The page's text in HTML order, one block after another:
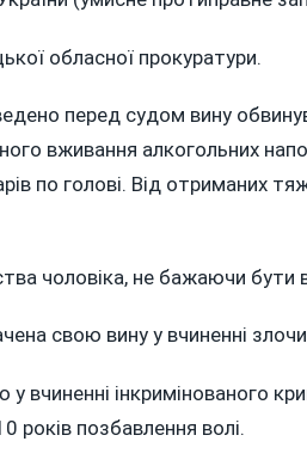
ПО
ТЮРМИ
РОЗБІРКИ
СПІВМЕШКАНЦЕМ
обласної прокуратури.
перед судом вину
вживання алкогольних
по голові. Від отриманих
чоловіка, не бажаючи бути
свою вину у вчиненні
вчиненні інкримінованого
років позбавлення волі.